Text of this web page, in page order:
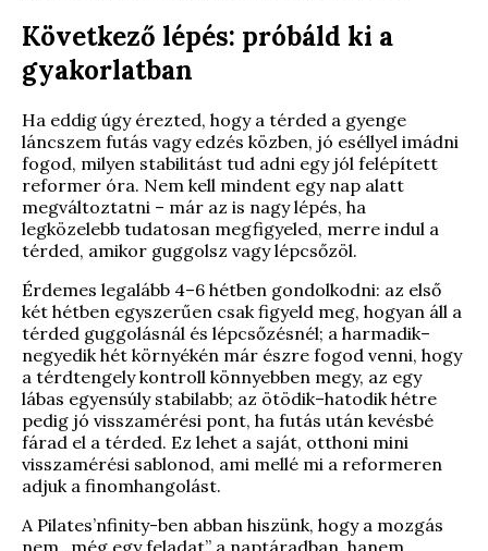
Következő lépés: próbáld ki a
gyakorlatban
Ha eddig úgy érezted, hogy a térded a gyenge
láncszem futás vagy edzés közben, jó eséllyel imádni
fogod, milyen stabilitást tud adni egy jól felépített
reformer óra. Nem kell mindent egy nap alatt
megváltoztatni – már az is nagy lépés, ha
legközelebb tudatosan megfigyeled, merre indul a
térded, amikor guggolsz vagy lépcsőzöl.
Érdemes legalább 4–6 hétben gondolkodni: az első
két hétben egyszerűen csak figyeld meg, hogyan áll a
térded guggolásnál és lépcsőzésnél; a harmadik–
negyedik hét környékén már észre fogod venni, hogy
a térdtengely kontroll könnyebben megy, az egy
lábas egyensúly stabilabb; az ötödik–hatodik hétre
pedig jó visszamérési pont, ha futás után kevésbé
fárad el a térded. Ez lehet a saját, otthoni mini
visszamérési sablonod, ami mellé mi a reformeren
adjuk a finomhangolást.
A Pilates’nfinity-ben abban hiszünk, hogy a mozgás